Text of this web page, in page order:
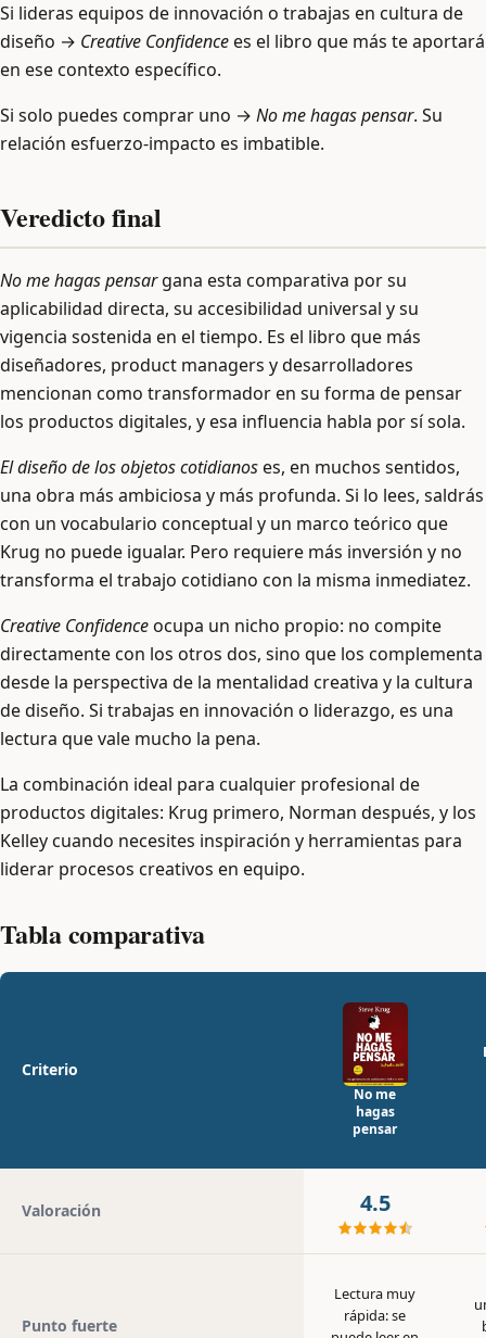
Si lideras equipos de innovación o trabajas en cultura de
diseño → Creative Confidencees el libro que más te aportará
en ese contexto específico.
Si solo puedes comprar uno → No me hagas pensar. Su
relación esfuerzo-impacto es imbatible.
Veredicto final
No me hagas pensargana esta comparativa por su
aplicabilidad directa, su accesibilidad universal y su
vigencia sostenida en el tiempo. Es el libro que más
diseñadores, product managers y desarrolladores
mencionan como transformador en su forma de pensar
los productos digitales, y esa influencia habla por sí sola.
El diseño de los objetos cotidianoses, en muchos sentidos,
una obra más ambiciosa y más profunda. Si lo lees, saldrás
con un vocabulario conceptual y un marco teórico que
Krug no puede igualar. Pero requiere más inversión y no
transforma el trabajo cotidiano con la misma inmediatez.
Creative Confidenceocupa un nicho propio: no compite
directamente con los otros dos, sino que los complementa
desde la perspectiva de la mentalidad creativa y la cultura
de diseño. Si trabajas en innovación o liderazgo, es una
lectura que vale mucho la pena.
La combinación ideal para cualquier profesional de
productos digitales: Krug primero, Norman después, y los
Kelley cuando necesites inspiración y herramientas para
liderar procesos creativos en equipo.
Tabla comparativa
Criterio
No me
hagas
pensar
Valoración 4.5
Punto fuerte
Lectura muy
rápida: se